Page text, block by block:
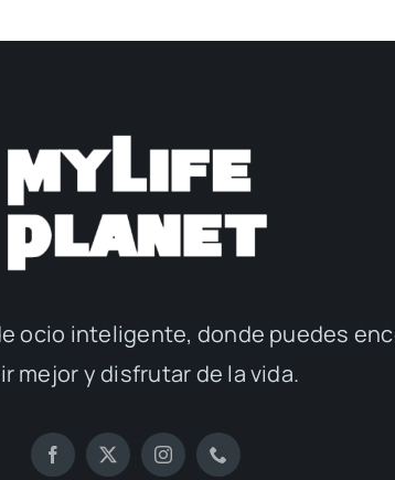
de ocio inteligente, donde puedes
mejor y disfrutar de la vida.